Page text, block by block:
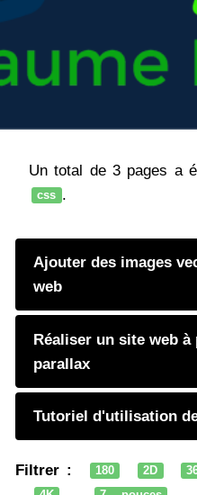
Un total de 3 pages a
css .
Ajouter des images
web
Réaliser un site web
parallax
Tutoriel d'utilisation
Filtrer : 180 2D